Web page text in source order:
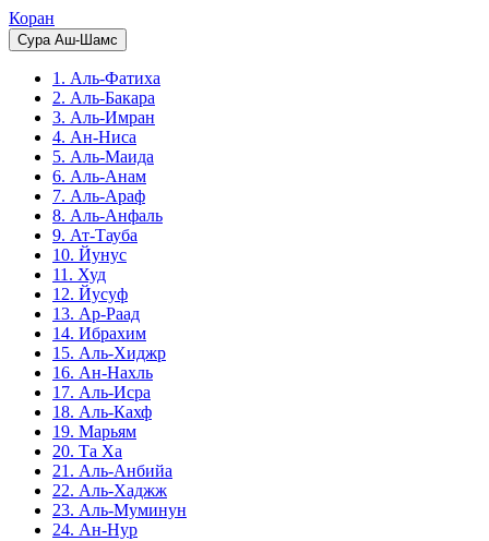
Коран
Сура Аш-Шамс
1. Аль-Фатиха
2. Аль-Бакара
3. Аль-Имран
4. Ан-Ниса
5. Аль-Маида
6. Аль-Анам
7. Аль-Араф
8. Аль-Анфаль
9. Ат-Тауба
10. Йунус
11. Худ
12. Йусуф
13. Ар-Раад
14. Ибрахим
15. Аль-Хиджр
16. Ан-Нахль
17. Аль-Исра
18. Аль-Кахф
19. Марьям
20. Та Ха
21. Аль-Анбийа
22. Аль-Хаджж
23. Аль-Муминун
24. Ан-Нур